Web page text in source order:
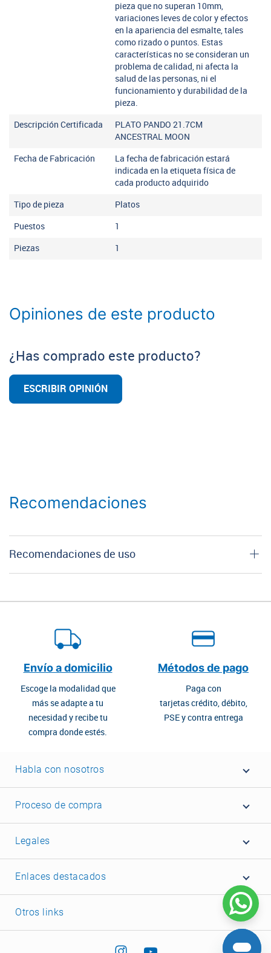
pieza que no superan 10mm,
variaciones leves de color y efectos
en la apariencia del esmalte, tales
como rizado o puntos. Estas
características no se consideran un
problema de calidad, ni afecta la
salud de las personas, ni el
funcionamiento y durabilidad de la
pieza.
Descripción Certificada
PLATO PANDO 21.7CM
ANCESTRAL MOON
Fecha de Fabricación
La fecha de fabricación estará
indicada en la etiqueta física de
cada producto adquirido
Tipo de pieza Platos
Puestos 1
Piezas 1
Opiniones de este producto
¿Has comprado este producto?
ESCRIBIR OPINIÓN
Recomendaciones
Recomendaciones de uso
Envío a domicilio
Escoge la modalidad que
más se adapte a tu
necesidad y recibe tu
compra donde estés.
Métodos de pago
Paga con
tarjetas crédito, débito,
PSE y contra entrega
Habla con nosotros
Proceso de compra
Legales
Enlaces destacados
Otros links